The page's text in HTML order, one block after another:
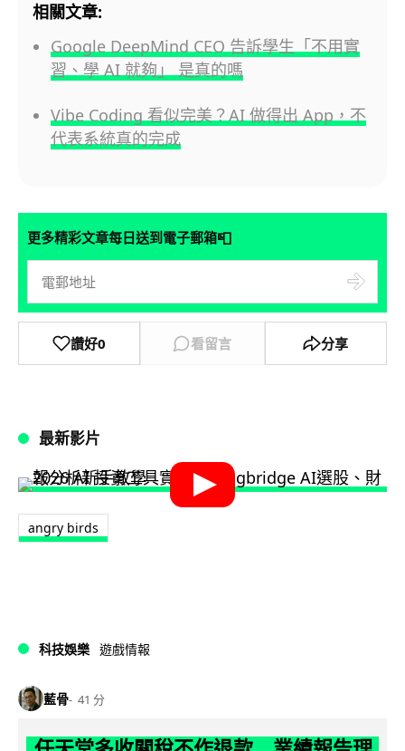
相關文章:
Google DeepMind CEO 告訴學生「不用實
習、學 AI 就夠」 是真的嗎
Vibe Coding 看似完美？AI 做得出 App，不
代表系統真的完成
更多精彩文章每日送到電子郵箱📮
讚好0 看留言 分享
最新影片
angry birds
科技娛樂 遊戲情報
藍骨 41 分